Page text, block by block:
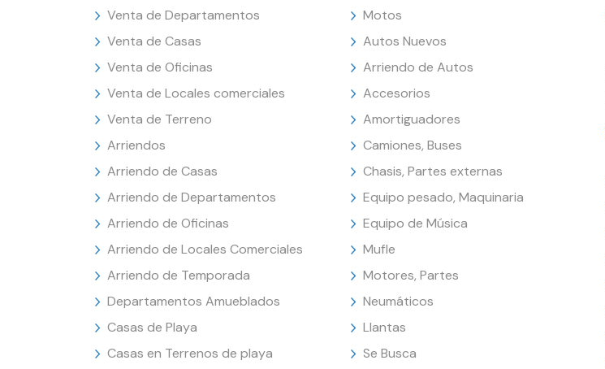
Venta de Departamentos
Venta de Casas
Venta de Oficinas
Venta de Locales comerciales
Venta de Terreno
Arriendos
Arriendo de Casas
Arriendo de Departamentos
Arriendo de Oficinas
Arriendo de Locales Comerciales
Arriendo de Temporada
Departamentos Amueblados
Casas de Playa
Casas en Terrenos de playa
Motos
Autos Nuevos
Arriendo de Autos
Accesorios
Amortiguadores
Camiones, Buses
Chasis, Partes externas
Equipo pesado, Maquinaria
Equipo de Música
Mufle
Motores, Partes
Neumáticos
Llantas
Se Busca